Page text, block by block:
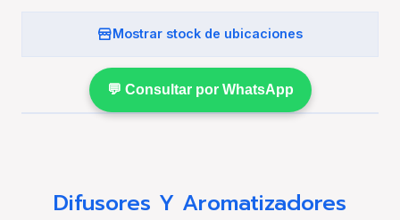
Mostrar stock de ubicaciones
💬 Consultar por WhatsApp
Difusores Y Aromatizadores